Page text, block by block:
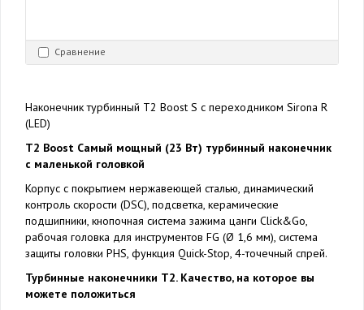
Сравнение
Наконечник турбинный T2 Boost S с переходником Sirona R
(LED)
T2 Boost Самый мощный (23 Вт) турбинный наконечник
с маленькой головкой
Корпус с покрытием нержавеющей сталью, динамический
контроль скорости (DSC), подсветка, керамические
подшипники, кнопочная система зажима цанги Click&Go,
рабочая головка для инструментов FG (Ø 1,6 мм), система
защиты головки PHS, функция Quick-Stop, 4-точечный спрей.
Турбинные наконечники T2. Качество, на которое вы
можете положиться